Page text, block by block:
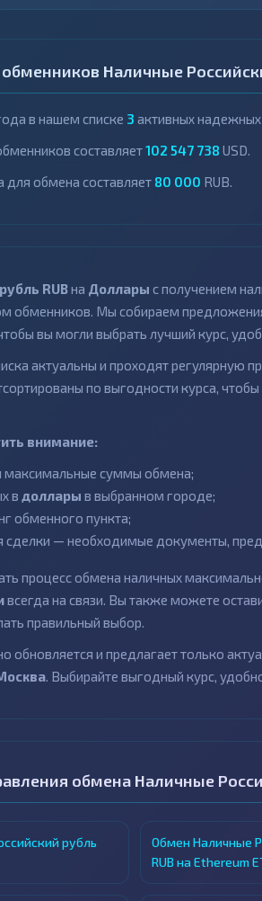
обменников Наличные
в нашем списке 3 активных
составляет102 547 738 USD.
обмена составляет 80 000 RUB.
RUBна Доллары с получением
обменников. Мы собираем
вы могли выбрать лучший курс,
актуальны и проходят регулярную
по выгодности курса,
внимание:
суммы обмена;
в доллары в выбранном городе;
обменного пункта;
сделки — необходимые документы,
процесс обмена наличных
всегда на связи. Вы также можете
правильный выбор.
обновляется и предлагает только
. Выбирайте выгодный курс,
обмена Наличные
рубль
Обмен Наличные
RUB на Ethereum